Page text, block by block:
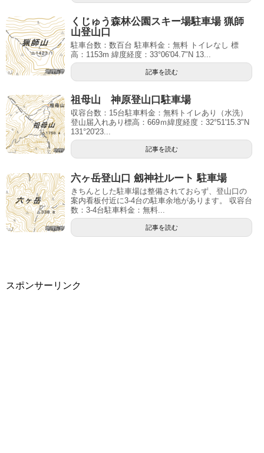
くじゅう森林公園スキー場駐車場 猟師
山登山口
駐車台数：数百台 駐車料金：無料 トイレなし 標
高：1153m 緯度経度：33°06'04.7"N 13...
記事を読む
祖母山 神原登山口駐車場
収容台数：15台駐車料金：無料トイレあり（水洗）
登山届入れあり標高：669ｍ緯度経度：32°51'15.3"N
131°20'23...
記事を読む
六ヶ岳登山口 劔神社ルート 駐車場
きちんとした駐車場は整備されておらず、登山口の
案内看板付近に3-4台の駐車余地があります。 収容台
数：3-4台駐車料金：無料...
記事を読む
スポンサーリンク